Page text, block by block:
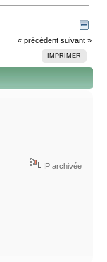
« précédent suivant »
IMPRIMER
IP archivée